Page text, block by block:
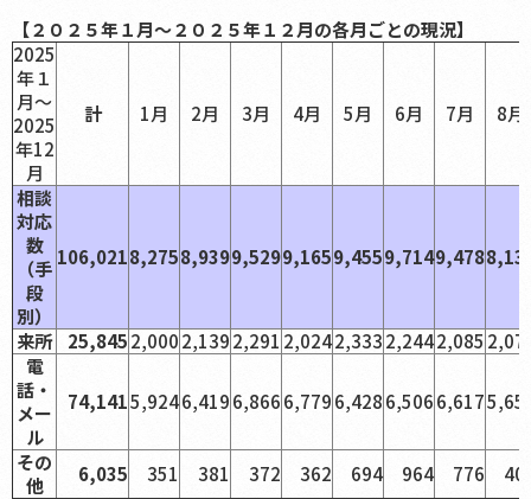
【２０２５年１月～２０２５年１２月の各月ごとの現況】
2025
年１
月～
2025
年12
月
計 1月 2月 3月 4月 5月 6月 7月 8月
相談
対応
数
（手
段
別）
106,0218,2758,9399,5299,1659,4559,7149,478
来所 25,8452,0002,1392,291 2,0242,3332,2442,085
電
話・
メー
ル
74,1415,9246,4196,8666,7796,4286,5066,617
その
他
6,035 351 381 372 362 694 964 776